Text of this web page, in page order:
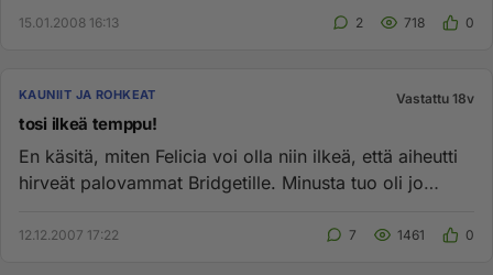
15.01.2008 16:13 2 718 0
KAUNIIT JA ROHKEAT Vastattu 18v
tosi ilkeä temppu!
En käsitä, miten Felicia voi olla niin ilkeä, että aiheutti
hirveät palovammat Bridgetille. Minusta tuo oli jo
12.12.2007 17:22 7 1461 0